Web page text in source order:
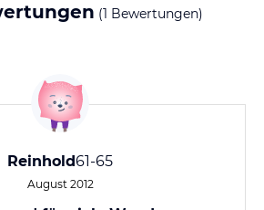
(1 Bewertungen)
Reinhold61-65
August 2012